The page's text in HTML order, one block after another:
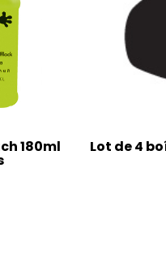
180ml Lot de 4